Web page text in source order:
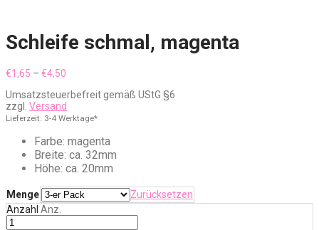
Schleife schmal, magenta
€1,65 – €4,50
bis
Umsatzsteuerbefreit gemäß UStG §6
zzgl. Versand
Lieferzeit: 3-4 Werktage*
Farbe: magenta
Breite: ca. 32mm
Höhe: ca. 20mm
Menge
Zurücksetzen
Anzahl Anz.